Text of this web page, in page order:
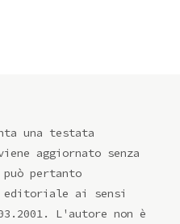
una testata
aggiornato senza
pertanto
editoriale ai sensi
L'autore non è